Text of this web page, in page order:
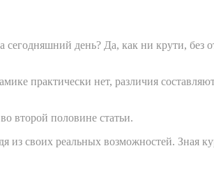
день? Да, как ни крути, без
практически нет, различия
второй половине статьи.
своих реальных возможностей. Зная